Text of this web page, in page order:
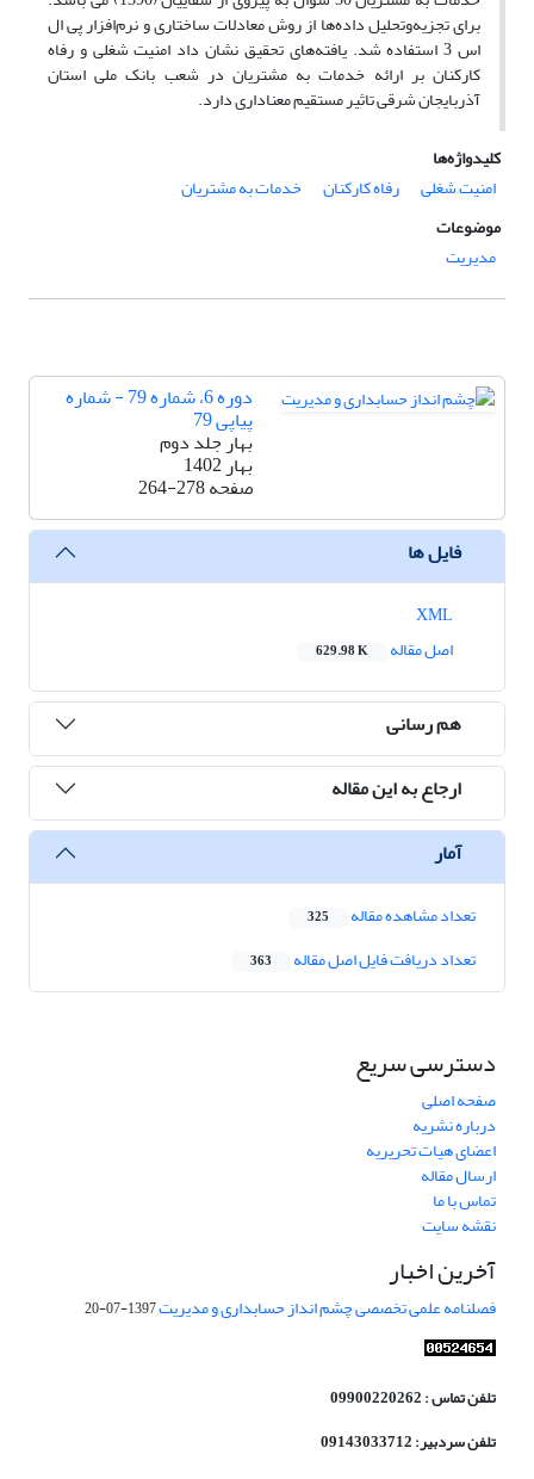
برای تجزیه‌و‌تحلیل داده‌ها از روش معادلات ساختاری و نرم‌افزار پی ال
اس 3 استفاده شد. یافته‌های تحقیق نشان داد امنیت شغلی و رفاه
کارکنان بر ارائه خدمات به مشتریان در شعب بانک ملی استان
آذربایجان شرقی تاثیر مستقیم معناداری دارد.
کلیدواژه‌ها
امنیت شغلی
رفاه کارکنان
خدمات به مشتریان
موضوعات
مدیریت
دوره 6، شماره 79 - شماره
پیاپی 79
بهار جلد دوم
بهار 1402
صفحه264-278
فایل ها
اصل مقاله
629.98 K
هم رسانی
ارجاع به این مقاله
آمار
تعداد مشاهده مقاله 325
تعداد دریافت فایل اصل مقاله 363
دسترسی سریع
صفحه اصلی
درباره نشریه
اعضای هیات تحریریه
ارسال مقاله
تماس با ما
نقشه سایت
آخرین اخبار
فصلنامه علمی تخصصی چشم انداز حسابداری و مدیریت1397-07-20
تلفن تماس : 09900220262
تلفن سردبیر: 09143033712